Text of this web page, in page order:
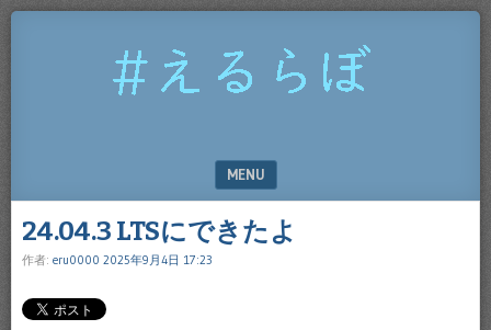
ぼ
MENU
24.04.3 LTSにできたよ
作者: eru0000 2025年9月4日 17:23